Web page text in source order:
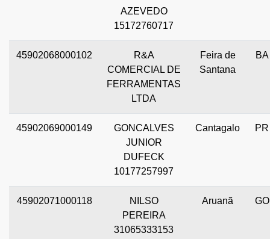
AZEVEDO
15172760717
45902068000102
R&A
COMERCIAL DE
FERRAMENTAS
LTDA
Feira de
Santana
BA
45902069000149
GONCALVES
JUNIOR
DUFECK
10177257997
Cantagalo PR
45902071000118
NILSO
PEREIRA
31065333153
Aruanã GO